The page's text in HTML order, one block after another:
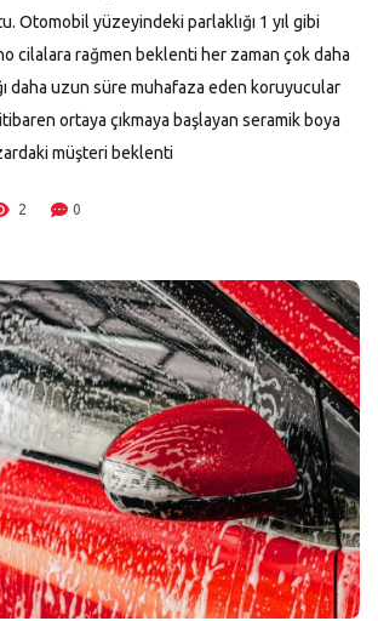
Otomobil yüzeyindeki parlaklığı 1 yıl gibi
cilalara rağmen beklenti her zaman çok daha
daha uzun süre muhafaza eden koruyucular
ortaya çıkmaya başlayan seramik boya
müşteri beklenti
2 0